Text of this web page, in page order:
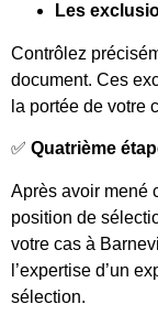
Les
Contrôlez
document. Ces
la portée de votre
✅ Quatrième
Après avoir mené
position de
votre cas à
l’expertise d’un
sélection.